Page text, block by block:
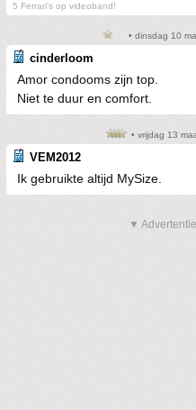
5 Ferrari's op videoband!
• dinsdag 10
cinderloom
Amor condooms zijn top.
Niet te duur en comfort.
• vrijdag 13
VEM2012
Ik gebruikte altijd MySize.
▼